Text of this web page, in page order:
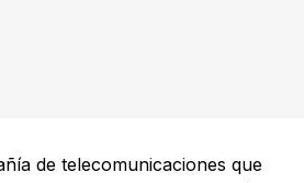
de telecomunicaciones que